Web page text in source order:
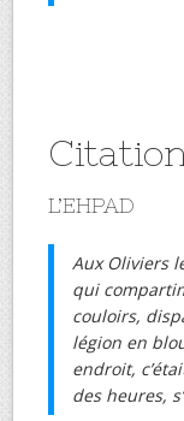
L’EHPAD
Aux Oliviers
qui
couloirs,
légion en
endroit,
des heures,